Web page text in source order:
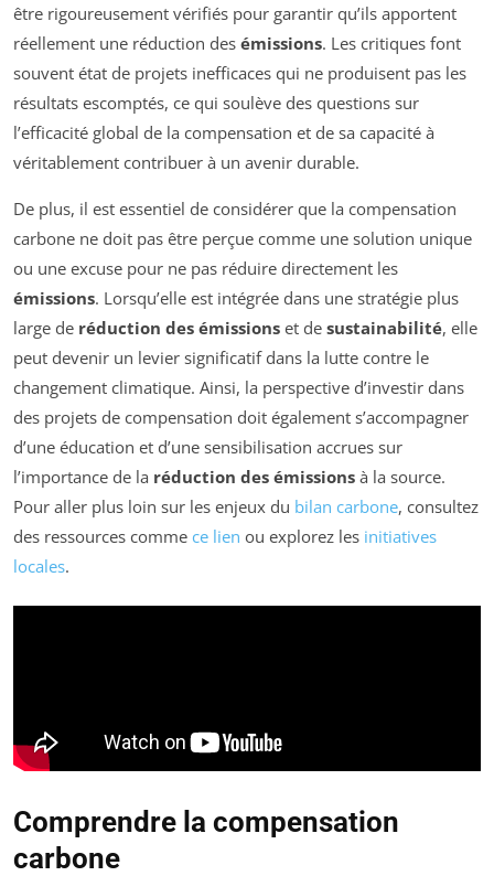
être rigoureusement vérifiés pour garantir qu’ils apportent
réellement une réduction des émissions. Les critiques font
souvent état de projets inefficaces qui ne produisent pas les
résultats escomptés, ce qui soulève des questions sur
l’efficacité global de la compensation et de sa capacité à
véritablement contribuer à un avenir durable.
De plus, il est essentiel de considérer que la compensation
carbone ne doit pas être perçue comme une solution unique
ou une excuse pour ne pas réduire directement les
émissions. Lorsqu’elle est intégrée dans une stratégie plus
large de réduction des émissions et de sustainabilité, elle
peut devenir un levier significatif dans la lutte contre le
changement climatique. Ainsi, la perspective d’investir dans
des projets de compensation doit également s’accompagner
d’une éducation et d’une sensibilisation accrues sur
l’importance de la réduction des émissions à la source.
Pour aller plus loin sur les enjeux du bilan carbone, consultez
des ressources comme ce lien ou explorez les initiatives
locales.
Comprendre la compensation
carbone